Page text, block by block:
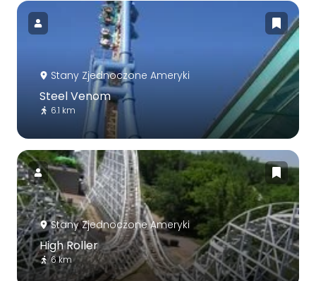
Stany Zjednoczone Ameryki
Steel Venom
6.1 km
Stany Zjednoczone Ameryki
High Roller
6 km